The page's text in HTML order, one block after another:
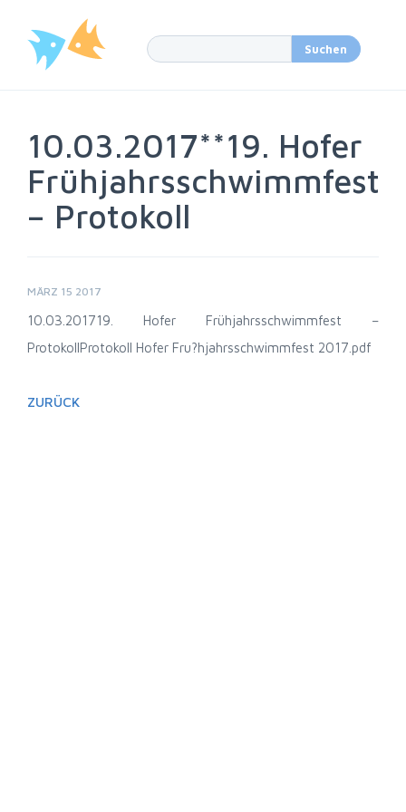
10.03.2017**19. Hofer
Frühjahrsschwimmfest
– Protokoll
MÄRZ 15 2017
10.03.201719. Hofer Frühjahrsschwimmfest –
ProtokollProtokoll Hofer Fru?hjahrsschwimmfest 2017.pdf
ZURÜCK